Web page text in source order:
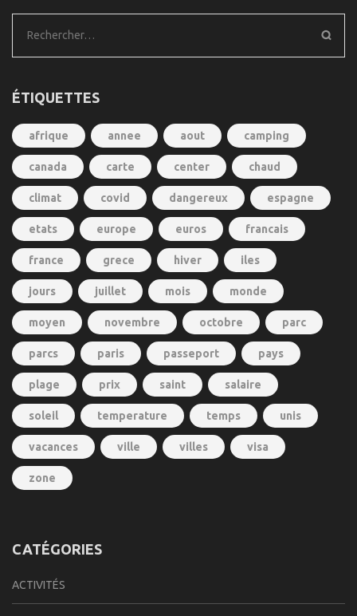
Rechercher :
ÉTIQUETTES
afrique annee aout camping
canada carte center chaud
climat covid dangereux espagne
etats europe euros francais
france grece hiver iles
jours juillet mois monde
moyen novembre octobre parc
parcs paris passeport pays
plage prix saint salaire
soleil temperature temps unis
vacances ville villes visa
zone
CATÉGORIES
ACTIVITÉS